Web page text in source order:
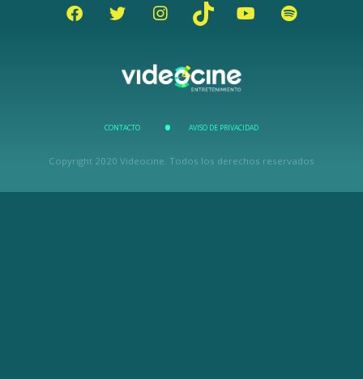
CONTACTO AVISO DE PRIVACIDAD
Copyright 2020 Videocine. Todos los derechos reservados